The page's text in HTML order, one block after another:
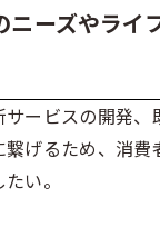
ニーズやライ
サービスの開発
繋げるため、消
い。